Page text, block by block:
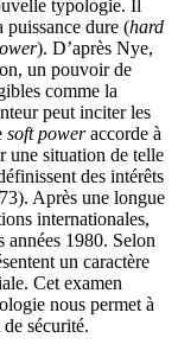
typologie. Il
puissance dure (hard
). D’après Nye,
un pouvoir de
comme la
peut inciter les
soft poweraccorde à
une situation de telle
des intérêts
Après une longue
internationales,
années 1980. Selon
un caractère
Cet examen
nous permet à
sécurité.